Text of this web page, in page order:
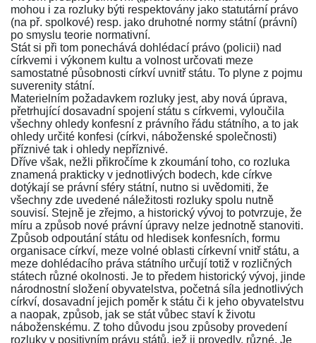
mohou i za rozluky býti respektovány jako statutární právo
(na př. spolkové) resp. jako druhotné normy státní (právní)
po smyslu teorie normativní.
Stát si při tom ponechává dohlédací právo (policii) nad
církvemi i výkonem kultu a volnost určovati meze
samostatné působnosti církví uvnitř státu. To plyne z pojmu
suverenity státní.
Materielním požadavkem rozluky jest, aby nová úprava,
přetrhující dosavadní spojení státu s církvemi, vyloučila
všechny ohledy konfesní z právního řádu státního, a to jak
ohledy určité konfesi (církvi, náboženské společnosti)
příznivé tak i ohledy nepříznivé.
Dříve však, nežli přikročíme k zkoumání toho, co rozluka
znamená prakticky v jednotlivých bodech, kde církve
dotýkají se právní sféry státní, nutno si uvědomiti, že
všechny zde uvedené náležitosti rozluky spolu nutně
souvisí. Stejně je zřejmo, a historický vývoj to potvrzuje, že
míru a způsob nové právní úpravy nelze jednotně stanoviti.
Způsob odpoutání státu od hledisek konfesních, formu
organisace církví, meze volné oblasti církevní vnitř státu, a
meze dohlédacího práva státního určují totiž v rozličných
státech různé okolnosti. Je to předem historický vývoj, jinde
národnostní složení obyvatelstva, početná síla jednotlivých
církví, dosavadní jejich poměr k státu či k jeho obyvatelstvu
a naopak, způsob, jak se stát vůbec staví k životu
náboženskému. Z toho důvodu jsou způsoby provedení
rozluky v positivním právu států, jež ji provedly, různé. Je